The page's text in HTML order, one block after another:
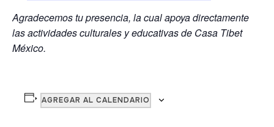
Agradecemos tu presencia, la cual apoya directamente
las actividades culturales y educativas de Casa Tibet
México.
AGREGAR AL CALENDARIO